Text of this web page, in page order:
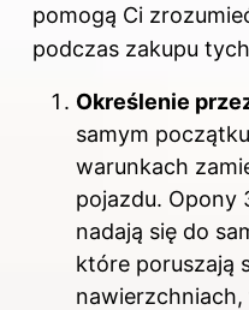
pomogą Ci
podczas zakupu
Określenie
samym
warunkach
pojazdu. Opony
nadają się do
które poruszają